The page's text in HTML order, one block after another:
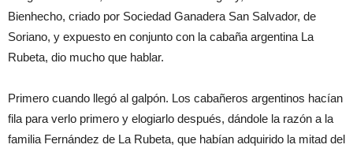
Bienhecho, criado por Sociedad Ganadera San Salvador, de
Soriano, y expuesto en conjunto con la cabaña argentina La
Rubeta, dio mucho que hablar.
Primero cuando llegó al galpón. Los cabañeros argentinos hacían
fila para verlo primero y elogiarlo después, dándole la razón a la
familia Fernández de La Rubeta, que habían adquirido la mitad del